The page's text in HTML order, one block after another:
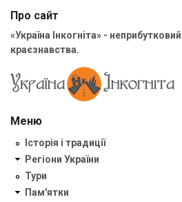
Про сайт
«Україна Інкогніта» -
краєзнавства.
Меню
Історія і традиції
Регіони України
Тури
Пам'ятки